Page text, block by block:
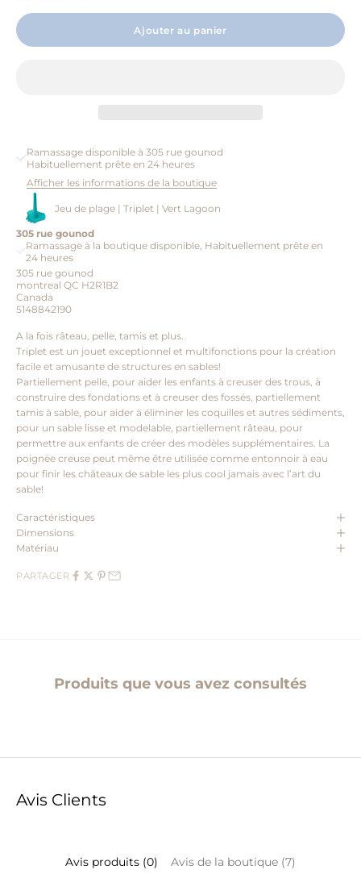
Ajouter au panier
Ramassage disponible à 305 rue gounod
Habituellement prête en 24 heures
Afficher les informations de la boutique
Jeu de plage | Triplet | Vert Lagoon
305 rue gounod
Ramassage à la boutique disponible, Habituellement prête en
24 heures
305 rue gounod
montreal QC H2R1B2
Canada
5148842190
A la fois râteau, pelle, tamis et plus.
Triplet est un jouet exceptionnel et multifonctions pour la création
facile et amusante de structures en sables!
Partiellement pelle, pour aider les enfants à creuser des trous, à
construire des fondations et à creuser des fossés, partiellement
tamis à sable, pour aider à éliminer les coquilles et autres sédiments,
pour un sable lisse et modelable, partiellement râteau, pour
permettre aux enfants de créer des modèles supplémentaires. La
poignée creuse peut même être utilisée comme entonnoir à eau
pour finir les châteaux de sable les plus cool jamais avec l’art du
sable!
Caractéristiques
Dimensions
Matériau
PARTAGER
Produits que vous avez consultés
Avis Clients
Avis produits (0) Avis de la boutique (7)